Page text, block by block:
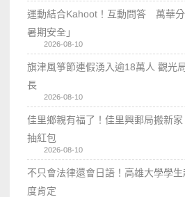
運動結合Kahoot！互動問答 萬華
暑期安全」
2026-08-10
旗津風箏節連假湧入逾18萬人 觀光
長
2026-08-10
佳里鄉親有福了！佳里興郵局搬新
抽紅包
2026-08-10
不只會法律還會日語！高雄大學學
度肯定